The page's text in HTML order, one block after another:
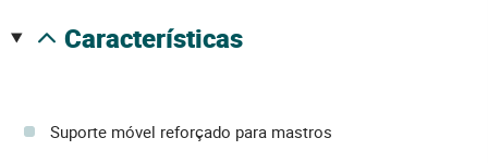
características
Suporte móvel reforçado para mastros